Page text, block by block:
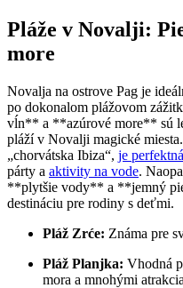
Pláže v Novalji:
more
Novalja na ostrove Pag je
po ​dokonalom plážovom
vĺn** a **azúrové more** sú
pláží v Novalji magické
„chorvátska Ibiza“, je
⁣párty a aktivity na vode.
**plytšie vody** a **jemný
destináciu pre rodiny s deťmi.
Pláž Zrće: Známa pre
Pláž Planjka: ⁣Vhodná⁣
mora a mnohými